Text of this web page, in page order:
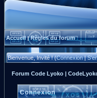
Accueil|Règles du forum
Bienvenue, Invité ! (Connexion|
Forum Code Lyoko |
Connexion